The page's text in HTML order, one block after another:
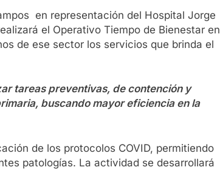
en representación del Hospital Jorge
el Operativo Tiempo de Bienestar en
de ese sector los servicios que brinda el
tareas preventivas, de contención y
buscando mayor eficiencia en la
de los protocolos COVID, permitiendo
patologías. La actividad se desarrollará